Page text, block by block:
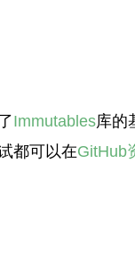
Immutables库的
都可以在GitHub